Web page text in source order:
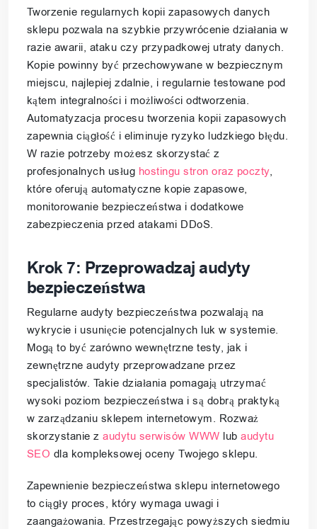
Tworzenie regularnych kopii zapasowych danych
sklepu pozwala na szybkie przywrócenie działania w
razie awarii, ataku czy przypadkowej utraty danych.
Kopie powinny być przechowywane w bezpiecznym
miejscu, najlepiej zdalnie, i regularnie testowane pod
kątem integralności i możliwości odtworzenia.
Automatyzacja procesu tworzenia kopii zapasowych
zapewnia ciągłość i eliminuje ryzyko ludzkiego błędu.
W razie potrzeby możesz skorzystać z
profesjonalnych usług hostingu stron oraz poczty,
które oferują automatyczne kopie zapasowe,
monitorowanie bezpieczeństwa i dodatkowe
zabezpieczenia przed atakami DDoS.
Krok 7: Przeprowadzaj audyty
bezpieczeństwa
Regularne audyty bezpieczeństwa pozwalają na
wykrycie i usunięcie potencjalnych luk w systemie.
Mogą to być zarówno wewnętrzne testy, jak i
zewnętrzne audyty przeprowadzane przez
specjalistów. Takie działania pomagają utrzymać
wysoki poziom bezpieczeństwa i są dobrą praktyką
w zarządzaniu sklepem internetowym. Rozważ
skorzystanie zaudytu serwisów WWW lubaudytu
SEO dla kompleksowej oceny Twojego sklepu.
Zapewnienie bezpieczeństwa sklepu internetowego
to ciągły proces, który wymaga uwagi i
zaangażowania. Przestrzegając powyższych siedmiu